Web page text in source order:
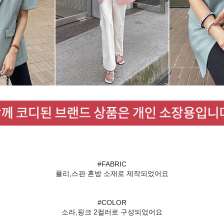
#FABRIC
폴리,스판 혼방 소재로 제작되었어요
#COLOR
소라,핑크 2컬러로 구성되었어요